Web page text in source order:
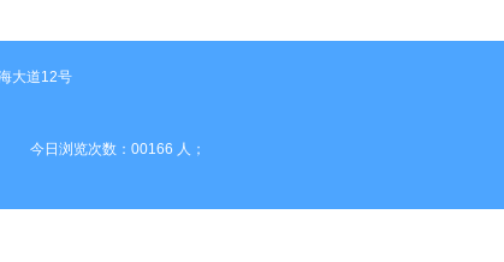
大道12号
今日浏览次数： 00166 人；